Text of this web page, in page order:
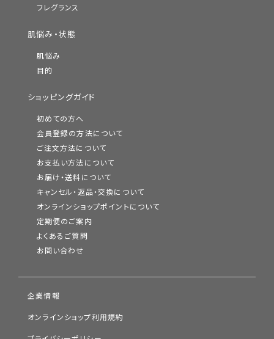
フレグランス
肌悩み・状態
肌悩み
目的
ショッピングガイド
初めての方へ
会員登録の方法について
ご注文方法について
お支払い方法について
お届け・送料について
キャンセル・返品・交換について
オンラインショップポイントについて
定期便のご案内
よくあるご質問
お問い合わせ
企業情報
オンラインショップ利用規約